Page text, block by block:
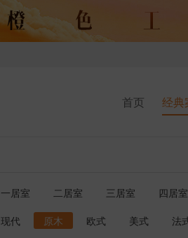
首页 经典
一居室 二居室 三居室
四居室
现代 原木 欧式 美式
法